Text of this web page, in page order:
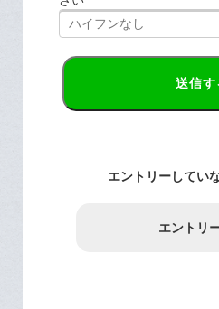
送信す
エントリーしてい
エントリ